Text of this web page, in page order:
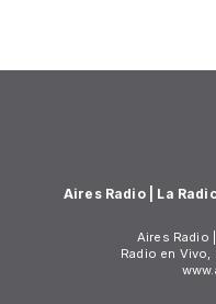
Aires Radio | La
Aires Radio
Radio en